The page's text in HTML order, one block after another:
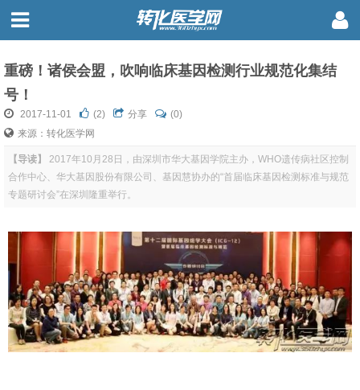
重磅！诸侯会盟，吹响临床基因检测行业规范化集结
号！
2017-11-01 (2) 分享
(0)
来源：转化医学网
【导读】
2017年10月28日，由深圳市华大基因学院主办，WHO遗传病社区控制
合作中心、华大基因股份有限公司、基因慧协办的“首届临床基因检测标准与规范
专题研讨会”在深圳隆重举行。